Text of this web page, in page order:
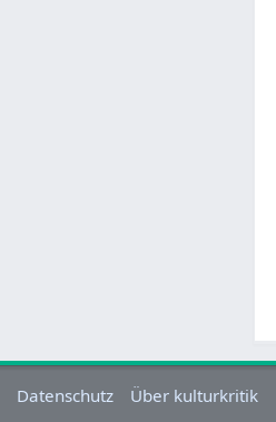
Datenschutz Über kulturkritik